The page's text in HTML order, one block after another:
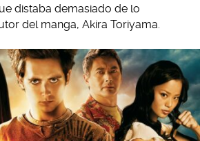
distaba demasiado de lo
del manga, Akira Toriyama.